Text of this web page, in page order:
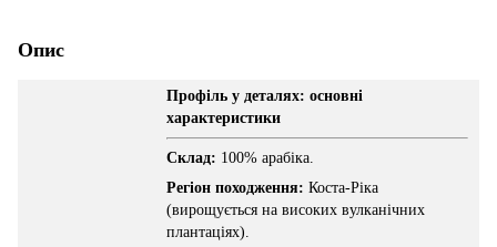
Опис
Профіль у деталях: основні
характеристики
Склад: 100% арабіка.
Регіон походження: Коста-Ріка
(вирощується на високих вулканічних
плантаціях).